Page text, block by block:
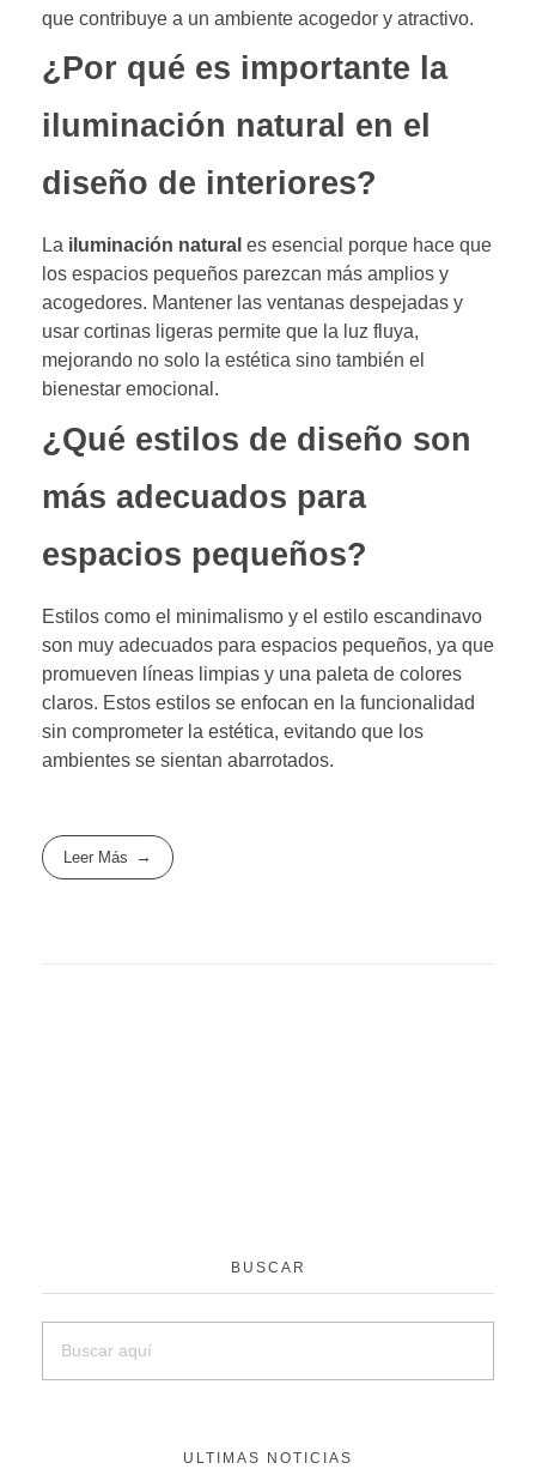
que contribuye a un ambiente acogedor y atractivo.
¿Por qué es importante la
iluminación natural en el
diseño de interiores?
La iluminación natural es esencial porque hace que
los espacios pequeños parezcan más amplios y
acogedores. Mantener las ventanas despejadas y
usar cortinas ligeras permite que la luz fluya,
mejorando no solo la estética sino también el
bienestar emocional.
¿Qué estilos de diseño son
más adecuados para
espacios pequeños?
Estilos como el minimalismo y el estilo escandinavo
son muy adecuados para espacios pequeños, ya que
promueven líneas limpias y una paleta de colores
claros. Estos estilos se enfocan en la funcionalidad
sin comprometer la estética, evitando que los
ambientes se sientan abarrotados.
Leer Más
BUSCAR
ULTIMAS NOTICIAS